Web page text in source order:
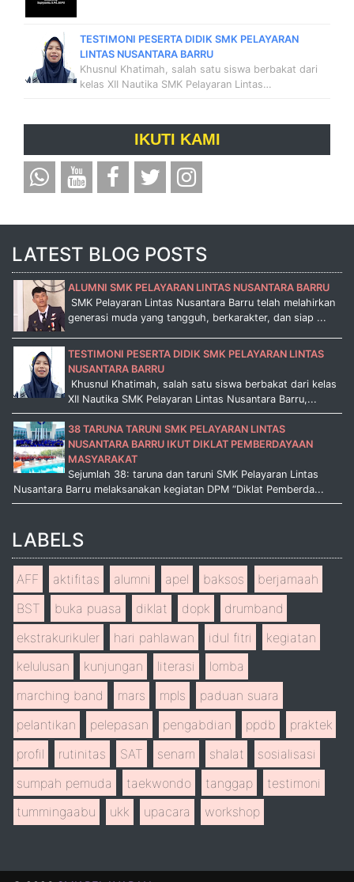
TESTIMONI PESERTA DIDIK SMK PELAYARAN
LINTAS NUSANTARA BARRU
Khusnul Khatimah, salah satu siswa berbakat dari
kelas XII Nautika SMK Pelayaran Lintas…
IKUTI KAMI
LATEST BLOG POSTS
ALUMNI SMK PELAYARAN LINTAS NUSANTARA BARRU
SMK Pelayaran Lintas Nusantara Barru telah melahirkan
generasi muda yang tangguh, berkarakter, dan siap ...
TESTIMONI PESERTA DIDIK SMK PELAYARAN LINTAS
NUSANTARA BARRU
Khusnul Khatimah, salah satu siswa berbakat dari kelas
XII Nautika SMK Pelayaran Lintas Nusantara Barru,...
38 TARUNA TARUNI SMK PELAYARAN LINTAS
NUSANTARA BARRU IKUT DIKLAT PEMBERDAYAAN
MASYARAKAT
Sejumlah 38: taruna dan taruni SMK Pelayaran Lintas
Nusantara Barru melaksanakan kegiatan DPM “Diklat Pemberda...
LABELS
AFF aktifitas alumni apel baksos
berjamaah
BST
buka puasa diklat dopk
drumband
ekstrakurikuler
hari pahlawan idul fitri
kegiatan
kelulusan
kunjungan literasi
lomba
marching band
mars mpls
paduan suara
pelantikan
pelepasan pengabdian ppdb
praktek
profil
rutinitas SAT senam shalat
sosialisasi
sumpah pemuda
taekwondo tanggap
testimoni
tummingaabu
ukk upacara workshop